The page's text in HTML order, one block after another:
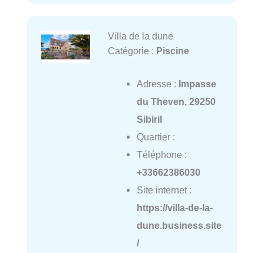
Villa de la dune
Catégorie : Piscine
Adresse : Impasse
du Theven, 29250
Sibiril
Quartier :
Téléphone :
+33662386030
Site internet :
https://villa-de-la-
dune.business.site
/